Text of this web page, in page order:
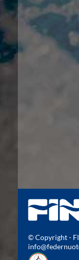
Eventi
Norme e documenti
Risultati e
Azzurri
Eventi
Norme e
Risultati e
Albi d'oro -
Flash News
Master
© Copyright -